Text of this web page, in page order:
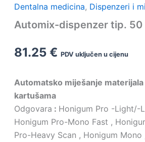
Dentalna medicina, Dispenzeri i
Automix-dispenzer tip. 50
81.25€ PDV uključen u cijenu
Automatsko miješanje
kartušama
Odgovara : Honigum Pro -Light/-
Honigum Pro-Mono Fast ,
Pro-Heavy Scan , Honigum